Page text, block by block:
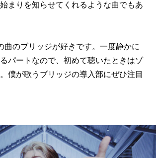
まりを知らせてくれるような曲でもあ
曲のブリッジが好きです。一度静かに
パートなので、初めて聴いたときはゾ
僕が歌うブリッジの導入部にぜひ注目